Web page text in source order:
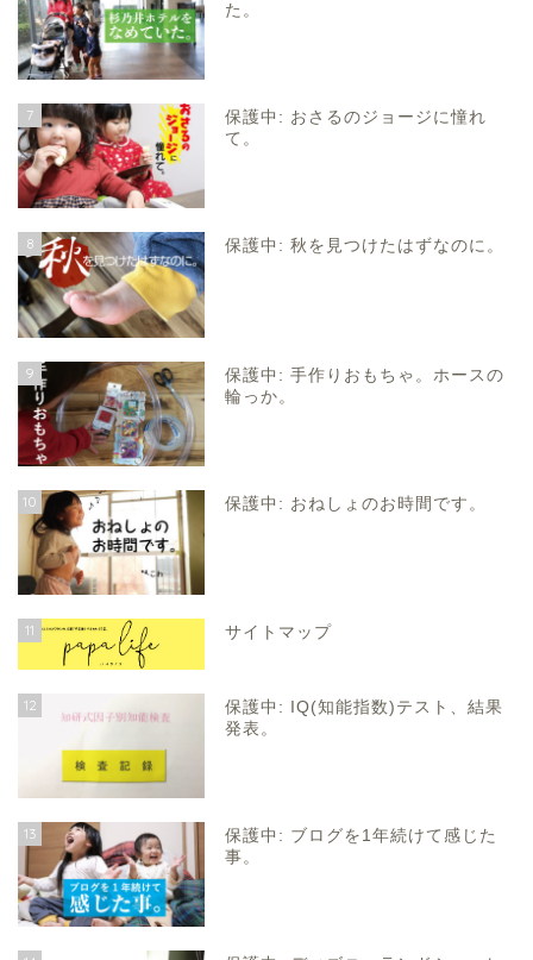
た。
7
保護中: おさるのジョージに憧れ
て。
8 保護中: 秋を見つけたはずなのに。
9
保護中: 手作りおもちゃ。ホースの
輪っか。
10 保護中: おねしょのお時間です。
11 サイトマップ
12
保護中: IQ(知能指数)テスト、結果
発表。
13
保護中: ブログを1年続けて感じた
事。